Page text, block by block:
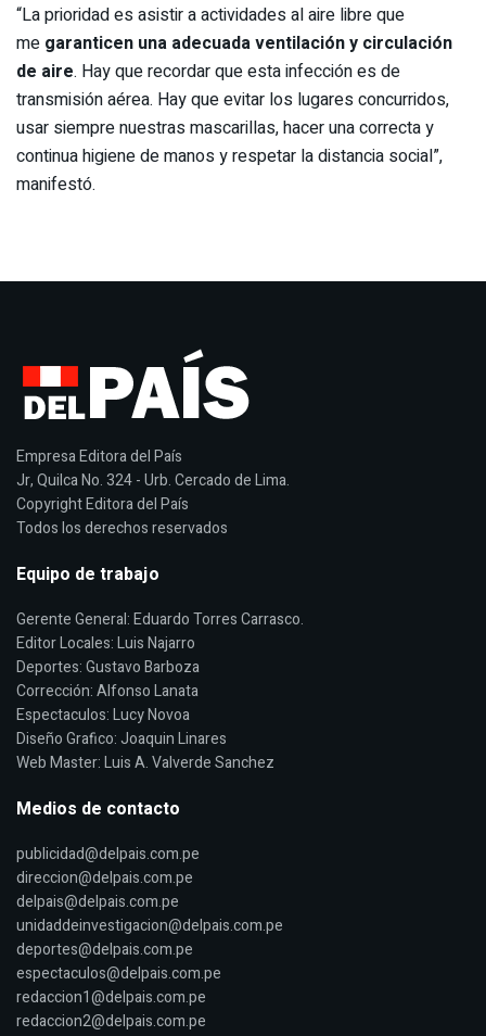
“La prioridad es asistir a actividades al aire libre que
me garanticen una adecuada ventilación y circulación
de aire. Hay que recordar que esta infección es de
transmisión aérea. Hay que evitar los lugares concurridos,
usar siempre nuestras mascarillas, hacer una correcta y
continua higiene de manos y respetar la distancia social”,
manifestó.
Empresa Editora del País
Jr, Quilca No. 324 - Urb. Cercado de Lima.
Copyright Editora del País
Todos los derechos reservados
Equipo de trabajo
Gerente General: Eduardo Torres Carrasco.
Editor Locales: Luis Najarro
Deportes: Gustavo Barboza
Corrección: Alfonso Lanata
Espectaculos: Lucy Novoa
Diseño Grafico: Joaquin Linares
Web Master: Luis A. Valverde Sanchez
Medios de contacto
publicidad@delpais.com.pe
direccion@delpais.com.pe
delpais@delpais.com.pe
unidaddeinvestigacion@delpais.com.pe
deportes@delpais.com.pe
espectaculos@delpais.com.pe
redaccion1@delpais.com.pe
redaccion2@delpais.com.pe